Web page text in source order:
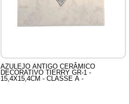
AZULEJO ANTIGO CERÂMICO
DECORATIVO TIERRY GR-1 -
15,4X15,4CM - CLASSE A -